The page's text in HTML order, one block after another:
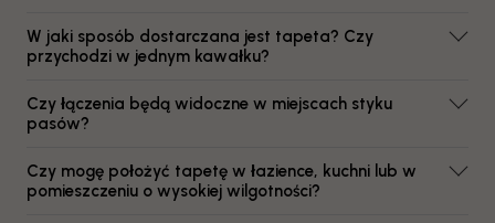
W jaki sposób dostarczana jest tapeta? Czy
przychodzi w jednym kawałku?
Czy łączenia będą widoczne w miejscach styku
pasów?
Czy mogę położyć tapetę w łazience, kuchni lub w
pomieszczeniu o wysokiej wilgotności?